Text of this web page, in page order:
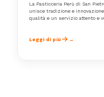
La Pasticceria Perù di San
unisce tradizione e
qualità e un servizio attento e
Leggi di più